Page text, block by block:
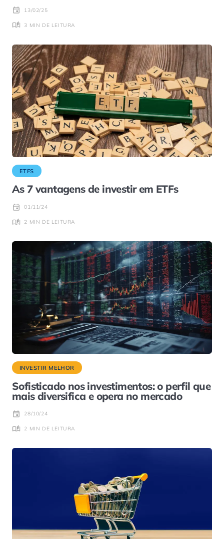
13/02/25
3 MIN DE LEITURA
ETFS
As 7 vantagens de investir em ETFs
01/11/24
2 MIN DE LEITURA
INVESTIR MELHOR
Sofisticado nos investimentos: o perfil que
mais diversifica e opera no mercado
28/10/24
2 MIN DE LEITURA